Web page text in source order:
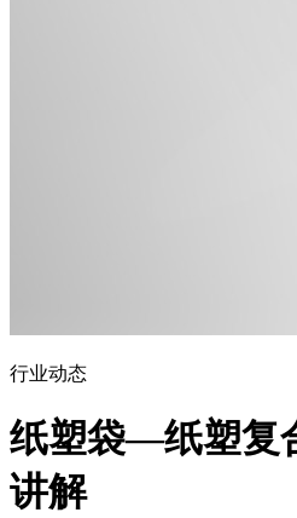
行业动态
纸塑袋—纸塑复
讲解